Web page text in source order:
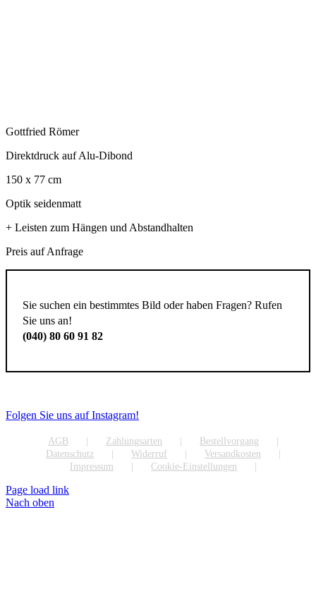
Gottfried Römer
Direktdruck auf Alu-Dibond
150 x 77 cm
Optik seidenmatt
+ Leisten zum Hängen und Abstandhalten
Preis auf Anfrage
Sie suchen ein bestimmtes Bild oder haben Fragen? Rufen
Sie uns an!
(040) 80 60 91 82
Folgen Sie uns auf Instagram!
AGB Zahlungsarten
Bestellvorgang
Datenschutz
Widerruf
Versandkosten
Impressum
Cookie-Einstellungen
Page load link
Nach oben